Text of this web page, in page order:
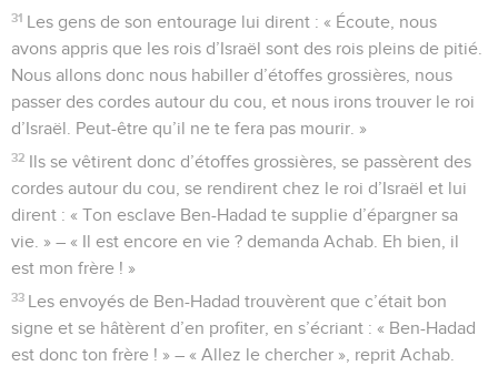
31 Les gens de son entourage lui dirent : « Écoute, nous
avons appris que les rois d’Israël sont des rois pleins de pitié.
Nous allons donc nous habiller d’étoffes grossières, nous
passer des cordes autour du cou, et nous irons trouver le roi
d’Israël. Peut-être qu’il ne te fera pas mourir. »
32 Ils se vêtirent donc d’étoffes grossières, se passèrent des
cordes autour du cou, se rendirent chez le roi d’Israël et lui
dirent : « Ton esclave Ben-Hadad te supplie d’épargner sa
vie. » – « Il est encore en vie ? demanda Achab. Eh bien, il
est mon frère ! »
33 Les envoyés de Ben-Hadad trouvèrent que c’était bon
signe et se hâtèrent d’en profiter, en s’écriant : « Ben-Hadad
est donc ton frère ! » – « Allez le chercher », reprit Achab.